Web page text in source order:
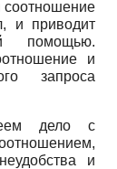
соотношение
и приводит
помощью.
и
запроса
дело с
и